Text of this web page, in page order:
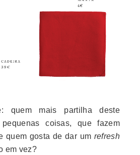
quem mais partilha deste
coisas, que fazem
quem gosta de dar um refresh
em vez?